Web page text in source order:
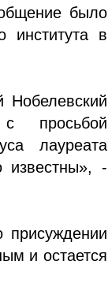
было
института в
Нобелевский
с просьбой
лауреата
-
присуждении
и остается